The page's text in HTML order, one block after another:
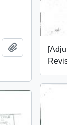
Añadir al